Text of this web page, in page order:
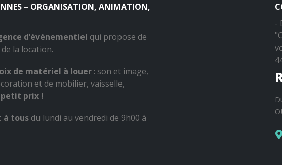
– ORGANISATION, ANIMATION,
d’événementiel qui propose de
la location.
de matériel à louer : son et image,
et de mobilier, vaisselle,
petit prix !
à tous du lundi au vendredi de 9h00 à
-